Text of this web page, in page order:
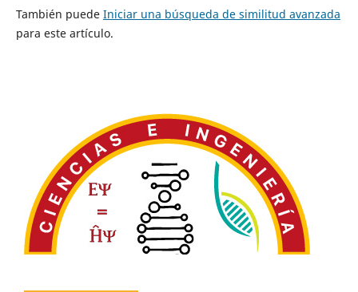
También puede Iniciar una búsqueda de similitud avanzada
para este artículo.